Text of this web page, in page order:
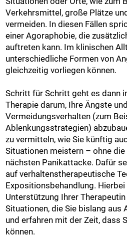
Verkehrsmittel, große Plätze
vermeiden. In diesen Fällen
einer Agoraphobie, die
auftreten kann. Im klinischen
unterschiedliche Formen von
gleichzeitig vorliegen können.
Schritt für Schritt geht es dann
Therapie darum, Ihre Ängste
Vermeidungsverhalten (zum
Ablenkungsstrategien)
zu vermitteln, wie Sie künftig
Situationen meistern – ohne
nächsten Panikattacke. Dafür
auf verhaltenstherapeutische
Expositionsbehandlung.
Unterstützung Ihrer
Situationen, die Sie bislang aus
und erfahren mit der Zeit, dass
können.